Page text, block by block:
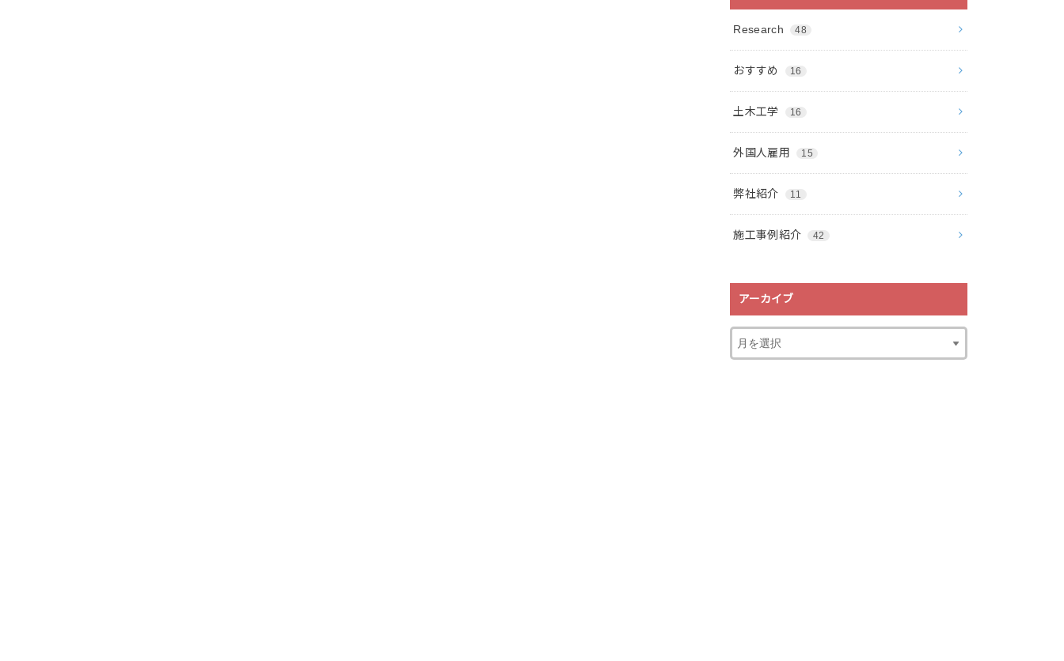
Research 48
おすすめ 16
土木工学 16
外国人雇用 15
弊社紹介 11
施工事例紹介 42
アーカイブ